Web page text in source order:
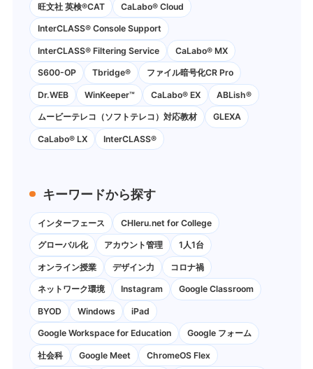
旺文社 英検®CAT CaLabo®︎ Cloud
InterCLASS®︎ Console Support
InterCLASS®︎ Filtering Service CaLabo® MX
S600-OP Tbridge® ファイル暗号化CR Pro
Dr.WEB WinKeeper™ CaLabo® EX ABLish®
ムービーテレコ（ソフトテレコ）対応教材 GLEXA
CaLabo® LX InterCLASS®
キーワードから探す
インターフェース CHIeru.net for College
グローバル化 アカウント管理 1人1台
オンライン授業 デザイン力 コロナ禍
ネットワーク環境 Instagram Google Classroom
BYOD Windows iPad
Google Workspace for Education Google フォーム
社会科 Google Meet ChromeOS Flex